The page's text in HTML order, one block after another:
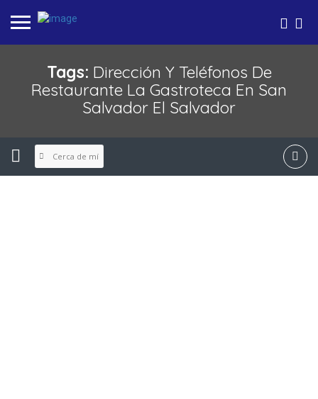
Tags: Dirección Y Teléfonos De
Restaurante La Gastroteca En San
Salvador El Salvador
Cerca de mí